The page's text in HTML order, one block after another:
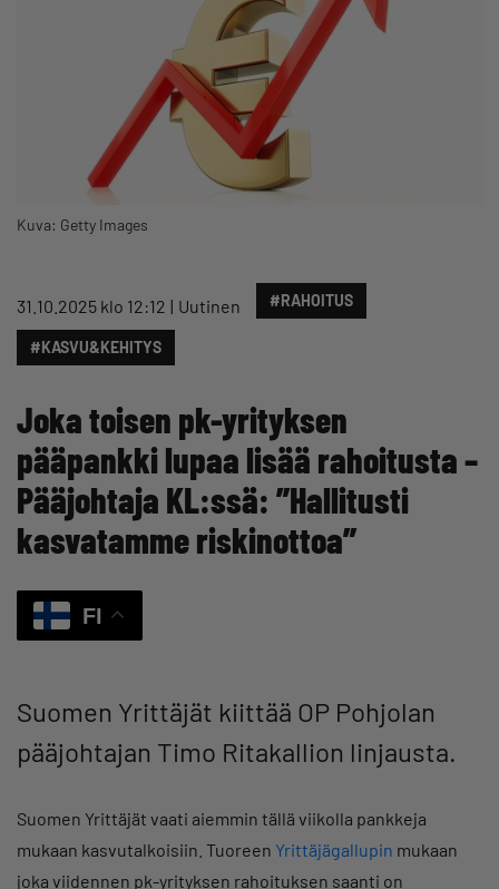
Kuva: Getty Images
31.10.2025 klo 12:12 Uutinen #RAHOITUS
#KASVU&KEHITYS
Joka toisen pk-yrityksen
pääpankki lupaa lisää rahoitusta –
Pääjohtaja KL:ssä: ”Hallitusti
kasvatamme riskinottoa”
FI
Suomen Yrittäjät kiittää OP Pohjolan
pääjohtajan Timo Ritakallion linjausta.
Suomen Yrittäjät vaati aiemmin tällä viikolla pankkeja
mukaan kasvutalkoisiin. Tuoreen Yrittäjägallupin mukaan
joka viidennen pk-yrityksen rahoituksen saanti on